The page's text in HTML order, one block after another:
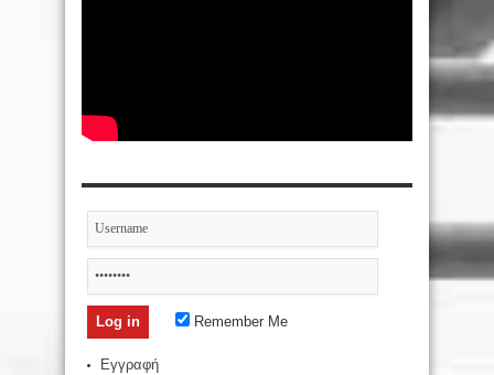
Remember Me
Εγγραφή